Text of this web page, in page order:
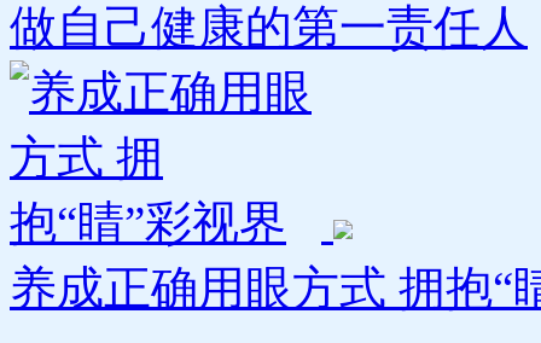
做自己健康的第一责任人
养成正确用眼方式 拥抱“